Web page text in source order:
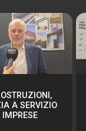
A SERVIZIO
IMPRESE